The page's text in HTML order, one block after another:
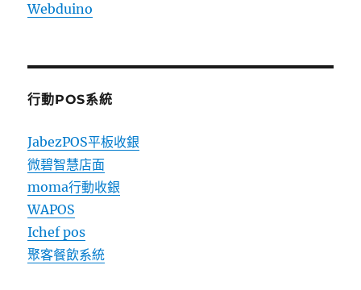
Webduino
行動POS系統
JabezPOS平板收銀
微碧智慧店面
moma行動收銀
WAPOS
Ichef pos
聚客餐飲系統